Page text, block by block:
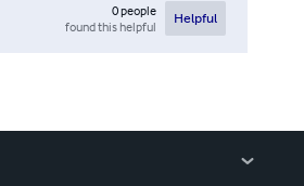
0people
found this helpful
Helpful